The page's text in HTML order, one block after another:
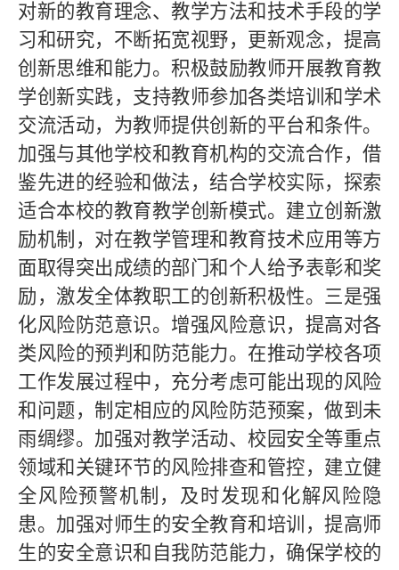
对新的教育理念、教学方法和技术手段的学
习和研究，不断拓宽视野，更新观念，提高
创新思维和能力。积极鼓励教师开展教育教
学创新实践，支持教师参加各类培训和学术
交流活动，为教师提供创新的平台和条件。
加强与其他学校和教育机构的交流合作，借
鉴先进的经验和做法，结合学校实际，探索
适合本校的教育教学创新模式。建立创新激
励机制，对在教学管理和教育技术应用等方
面取得突出成绩的部门和个人给予表彰和奖
励，激发全体教职工的创新积极性。三是强
化风险防范意识。增强风险意识，提高对各
类风险的预判和防范能力。在推动学校各项
工作发展过程中，充分考虑可能出现的风险
和问题，制定相应的风险防范预案，做到未
雨绸缪。加强对教学活动、校园安全等重点
领域和关键环节的风险排查和管控，建立健
全风险预警机制，及时发现和化解风险隐
患。加强对师生的安全教育和培训，提高师
生的安全意识和自我防范能力，确保学校的